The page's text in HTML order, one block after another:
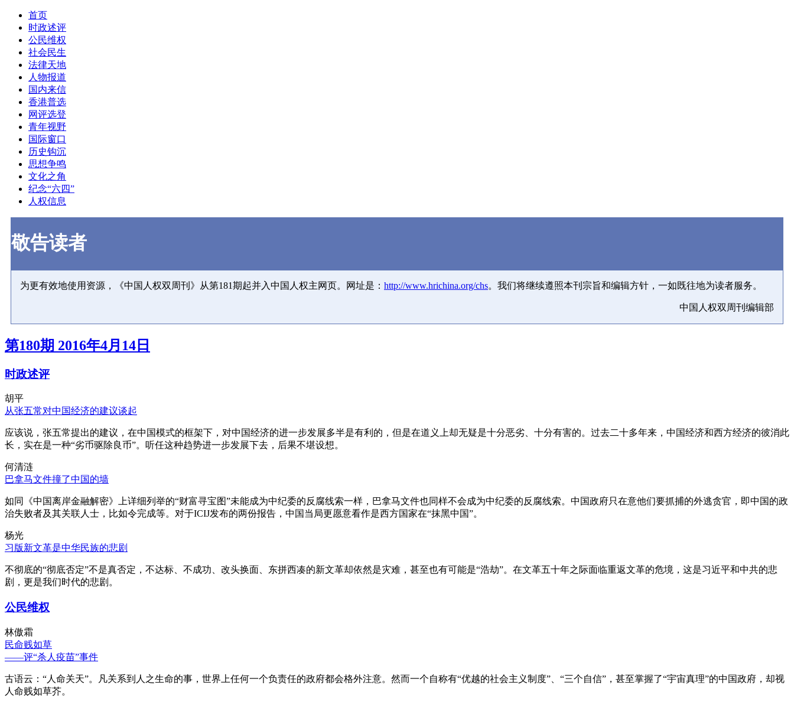
首页
时政述评
公民维权
社会民生
法律天地
人物报道
国内来信
香港普选
网评选登
青年视野
国际窗口
历史钩沉
思想争鸣
文化之角
纪念“六四”
人权信息
敬告读者
为更有效地使用资源，《中国人权双周刊》从第181期起并入中国人权主网页。网址是： http://www.hrichina.org/chs。我们将继续遵照本刊宗旨和编辑方针，一如既往地为读者服务。
中国人权双周刊编辑部
第180期 2016年4月14日
时政述评
胡平
从张五常对中国经济的建议谈起
应该说，张五常提出的建议，在中国模式的框架下，对中国经济的进一步发展多半是有利的，但是在道义上却无疑是十分恶劣、十分有害的。过去二十多年来，中国经济和西方经济的彼消此
长，实在是一种“劣币驱除良币”。听任这种趋势进一步发展下去，后果不堪设想。
何清涟
巴拿马文件撞了中国的墙
如同《中国离岸金融解密》上详细列举的“财富寻宝图”未能成为中纪委的反腐线索一样，巴拿马文件也同样不会成为中纪委的反腐线索。中国政府只在意他们要抓捕的外逃贪官，即中国的政
治失败者及其关联人士，比如令完成等。对于ICIJ发布的两份报告，中国当局更愿意看作是西方国家在“抹黑中国”。
杨光
习版新文革是中华民族的悲剧
不彻底的“彻底否定”不是真否定，不达标、不成功、改头换面、东拼西凑的新文革却依然是灾难，甚至也有可能是“浩劫”。在文革五十年之际面临重返文革的危境，这是习近平和中共的悲
剧，更是我们时代的悲剧。
公民维权
林傲霜
民命贱如草
——评“杀人疫苗”事件
古语云：“人命关天”。凡关系到人之生命的事，世界上任何一个负责任的政府都会格外注意。然而一个自称有“优越的社会主义制度”、“三个自信”，甚至掌握了“宇宙真理”的中国政府，却视
人命贱如草芥。